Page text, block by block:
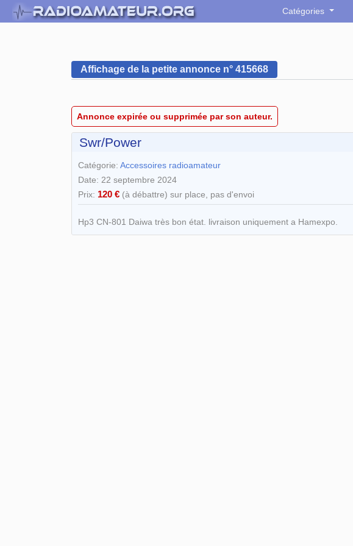
Catégories
Affichage de la petite annonce n° 415668
Annonce expirée ou supprimée par son auteur.
Swr/Power
Catégorie: Accessoires radioamateur
Date: 22 septembre 2024
Prix: 120 € (à débattre) sur place, pas d'envoi
Hp3 CN-801 Daiwa très bon état. livraison uniquement a Hamexpo.